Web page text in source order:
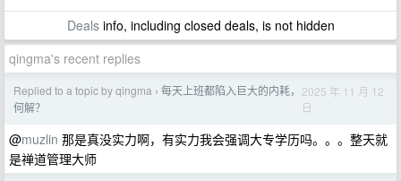
Dealsinfo, including closed deals, is not hidden
qingma's recent replies
Replied to a topic by qingma › 每天上班都陷入巨大的内耗，
何解？
2025 年 11 月 12
日
@muzlin 那是真没实力啊，有实力我会强调大专学历吗。。。整天就
是禅道管理大师